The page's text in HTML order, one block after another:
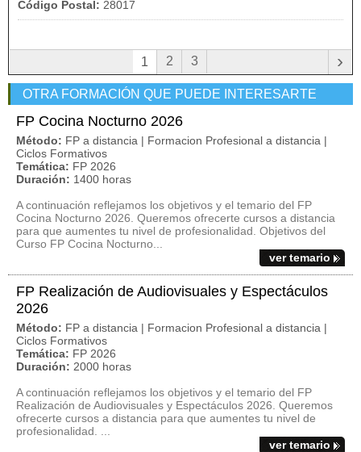
Código Postal: 28017
1 2 3 ›
OTRA FORMACIÓN QUE PUEDE INTERESARTE
FP Cocina Nocturno 2026
Método: FP a distancia | Formacion Profesional a distancia |
Ciclos Formativos
Temática: FP 2026
Duración: 1400 horas
A continuación reflejamos los objetivos y el temario del FP
Cocina Nocturno 2026. Queremos ofrecerte cursos a distancia
para que aumentes tu nivel de profesionalidad. Objetivos del
Curso FP Cocina Nocturno...
ver temario
FP Realización de Audiovisuales y Espectáculos
2026
Método: FP a distancia | Formacion Profesional a distancia |
Ciclos Formativos
Temática: FP 2026
Duración: 2000 horas
A continuación reflejamos los objetivos y el temario del FP
Realización de Audiovisuales y Espectáculos 2026. Queremos
ofrecerte cursos a distancia para que aumentes tu nivel de
profesionalidad. ...
ver temario